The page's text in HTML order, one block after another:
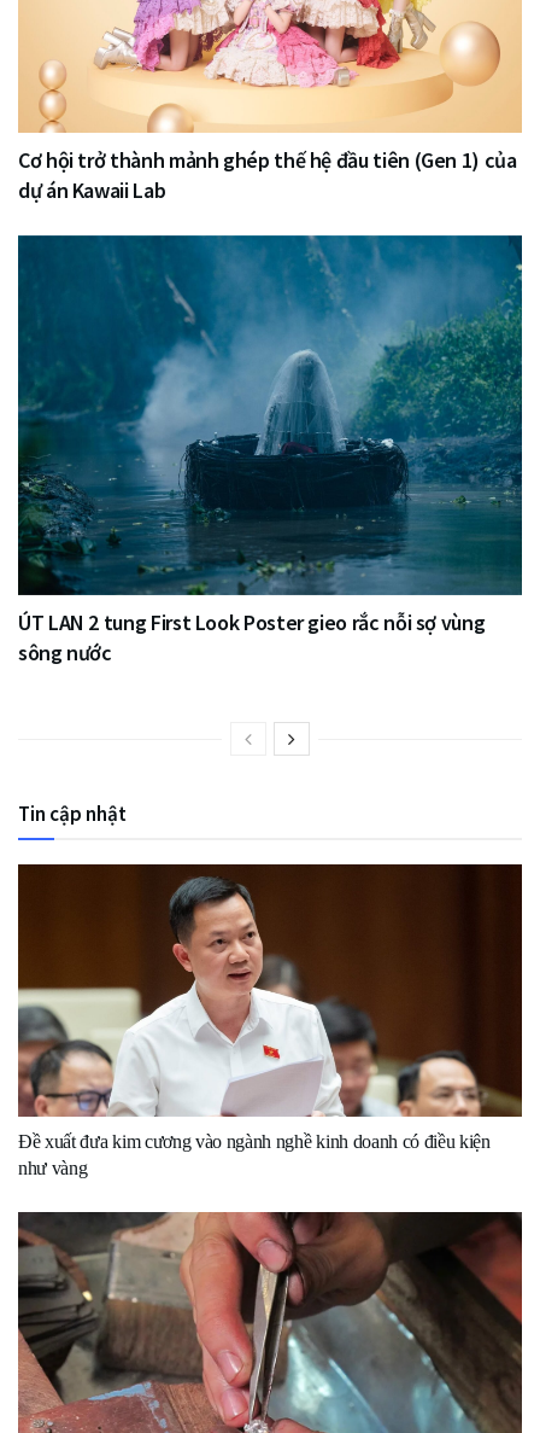
Cơ hội trở thành mảnh ghép thế hệ đầu tiên (Gen 1) của
dự án Kawaii Lab
ÚT LAN 2 tung First Look Poster gieo rắc nỗi sợ vùng
sông nước
Tin cập nhật
Đề xuất đưa kim cương vào ngành nghề kinh doanh có điều kiện
như vàng